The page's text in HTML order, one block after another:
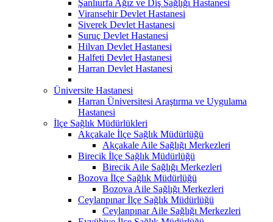
Şanlıurfa Ağız ve Diş Sağlığı Hastanesi
Viransehir Devlet Hastanesi
Siverek Devlet Hastanesi
Suruç Devlet Hastanesi
Hilvan Devlet Hastanesi
Halfeti Devlet Hastanesi
Harran Devlet Hastanesi
Üniversite Hastanesi
Harran Üniversitesi Araştırma ve Uygulama
Hastanesi
İlçe Sağlık Müdürlükleri
Akçakale İlçe Sağlık Müdürlüğü
Akçakale Aile Sağlığı Merkezleri
Birecik İlçe Sağlık Müdürlüğü
Birecik Aile Sağlığı Merkezleri
Bozova İlçe Sağlık Müdürlüğü
Bozova Aile Sağlığı Merkezleri
Ceylanpınar İlçe Sağlık Müdürlüğü
Ceylanpınar Aile Sağlığı Merkezleri